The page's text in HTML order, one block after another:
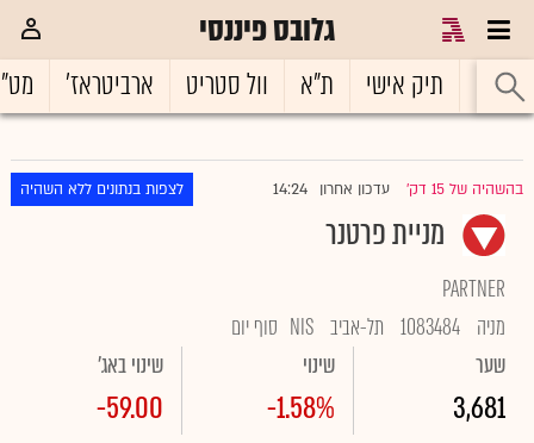
גלובס פיננסי
ראשי תיק אישי ת"א וול סטריט ארביטראז'
בהשהיה של 15 דק' עדכון אחרון 14:24 לצפות בנתונים ללא השהיה
מניית פרטנר
PARTNER
מניה 1083484 תל-אביב NIS סוף יום
שער
3,681
שינוי
-1.58%
שינוי באג'
-59.00